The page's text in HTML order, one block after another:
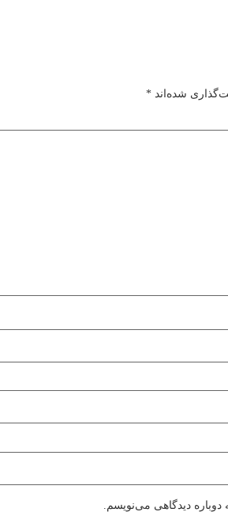
شده‌اند *
دیدگاهی می‌نویسم.